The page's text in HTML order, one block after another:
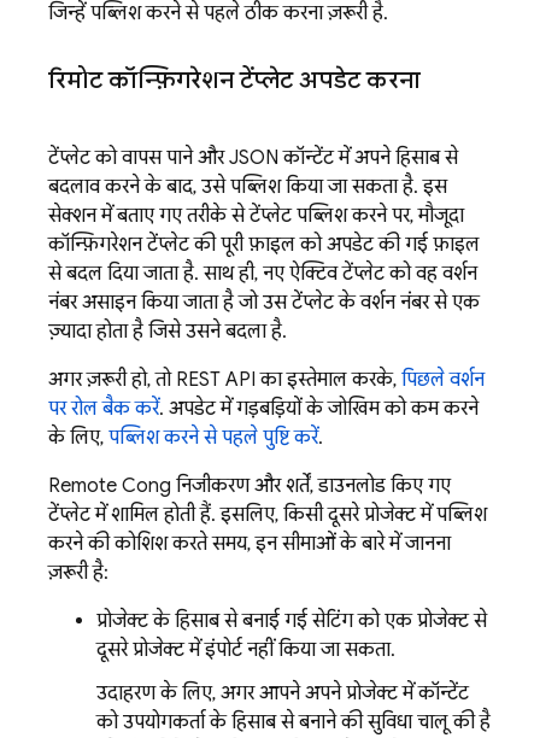
जिन्हें पब्लिश करने से पहले ठीक करना ज़रूरी है.
रिमोट कॉन्फ़िगरेशन टेंप्लेट अपडेट करना
टेंप्लेट को वापस पाने और JSON कॉन्टेंट में अपने हिसाब से
बदलाव करने के बाद, उसे पब्लिश किया जा सकता है. इस
सेक्शन में बताए गए तरीके से टेंप्लेट पब्लिश करने पर, मौजूदा
कॉन्फ़िगरेशन टेंप्लेट की पूरी फ़ाइल को अपडेट की गई फ़ाइल
से बदल दिया जाता है. साथ ही, नए ऐक्टिव टेंप्लेट को वह वर्शन
नंबर असाइन किया जाता है जो उस टेंप्लेट के वर्शन नंबर से एक
ज़्यादा होता है जिसे उसने बदला है.
अगर ज़रूरी हो, तो REST API का इस्तेमाल करके, पिछले वर्शन
पर रोल बैक करें. अपडेट में गड़बड़ियों के जोखिम को कम करने
के लिए, पब्लिश करने से पहले पुष्टि करें.
Remote Config निजीकरण और शर्तें, डाउनलोड किए गए
टेंप्लेट में शामिल होती हैं. इसलिए, किसी दूसरे प्रोजेक्ट में पब्लिश
करने की कोशिश करते समय, इन सीमाओं के बारे में जानना
ज़रूरी है:
प्रोजेक्ट के हिसाब से बनाई गई सेटिंग को एक प्रोजेक्ट से
दूसरे प्रोजेक्ट में इंपोर्ट नहीं किया जा सकता.
उदाहरण के लिए, अगर आपने अपने प्रोजेक्ट में कॉन्टेंट
को उपयोगकर्ता के हिसाब से बनाने की सुविधा चालू की है